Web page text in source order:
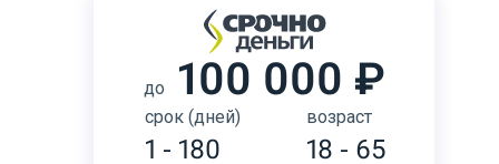
до 100 000 ₽
срок (дней)
1 - 180
возраст
18 - 65